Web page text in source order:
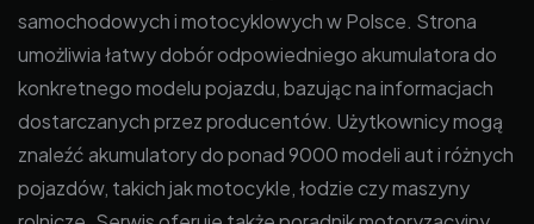
samochodowych i motocyklowych w Polsce. Strona
umożliwia łatwy dobór odpowiedniego akumulatora do
konkretnego modelu pojazdu, bazując na informacjach
dostarczanych przez producentów. Użytkownicy mogą
znaleźć akumulatory do ponad 9000 modeli aut i różnych
pojazdów, takich jak motocykle, łodzie czy maszyny